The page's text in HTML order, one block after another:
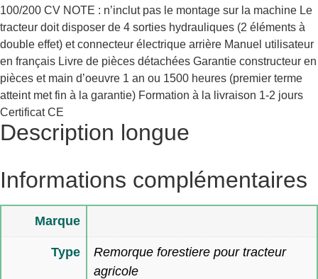
100/200 CV NOTE : n’inclut pas le montage sur la machine Le
tracteur doit disposer de 4 sorties hydrauliques (2 éléments à
double effet) et connecteur électrique arrière Manuel utilisateur
en français Livre de pièces détachées Garantie constructeur en
pièces et main d’oeuvre 1 an ou 1500 heures (premier terme
atteint met fin à la garantie) Formation à la livraison 1-2 jours
Certificat CE
Description longue
Informations complémentaires
Marque
Type
Remorque forestiere pour tracteur
agricole